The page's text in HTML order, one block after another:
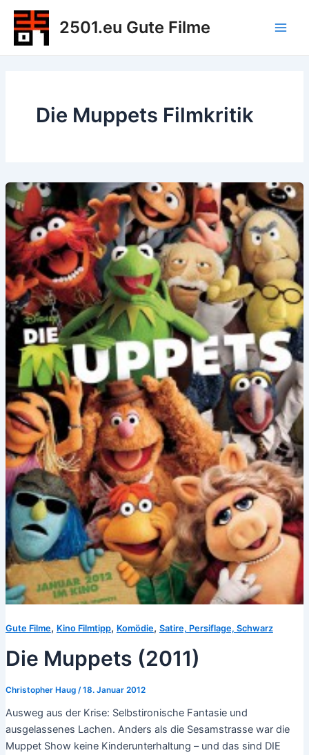
Zum
Inhalt
springen
2501.eu Gute Filme
Die Muppets Filmkritik
Gute Filme, Kino Filmtipp, Komödie, Satire, Persiflage, Schwarz
Die Muppets (2011)
Christopher Haug /18. Januar 2012
Ausweg aus der Krise: Selbstironische Fantasie und
ausgelassenes Lachen. Anders als die Sesamstrasse war die
Muppet Show keine Kinderunterhaltung – und das sind DIE